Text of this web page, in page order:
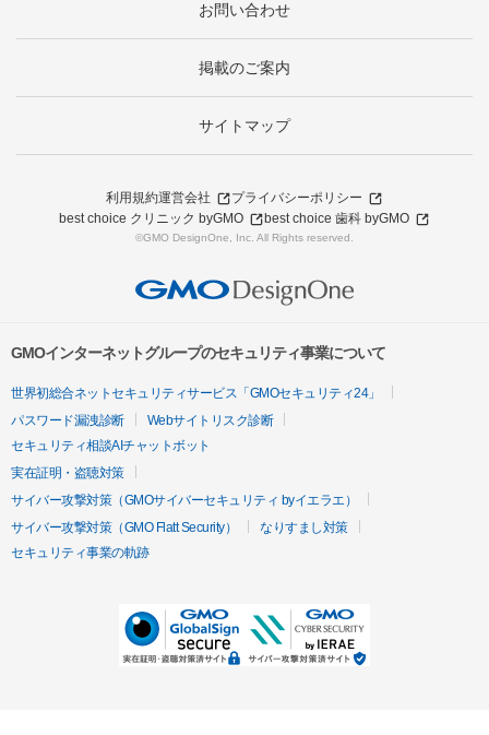
お問い合わせ
掲載のご案内
サイトマップ
利用規約運営会社
プライバシーポリシー
best choice クリニック byGMO
best choice 歯科 byGMO
©GMO DesignOne, Inc. All Rights reserved.
GMOインターネットグループのセキュリティ事業について
世界初総合ネットセキュリティサービス「GMOセキュリティ24」
パスワード漏洩診断
Webサイトリスク診断
セキュリティ相談AIチャットボット
実在証明・盗聴対策
サイバー攻撃対策（GMOサイバーセキュリティ byイエラエ）
サイバー攻撃対策（GMO Flatt Security）
なりすまし対策
セキュリティ事業の軌跡